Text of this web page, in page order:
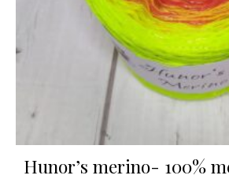
Hunor’s merino- 100%